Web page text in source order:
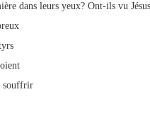
dans leurs yeux? Ont-ils vu
souffrir